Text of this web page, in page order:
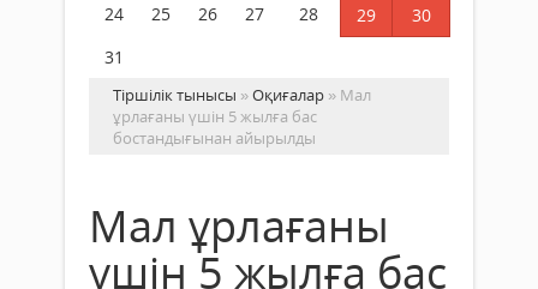
24
25 26 27 28 29
30
31
Тіршілік тынысы »Оқиғалар » Мал
ұрлағаны үшін 5 жылға бас
бостандығынан айырылды
Мал ұрлағаны
үшін 5 жылға бас